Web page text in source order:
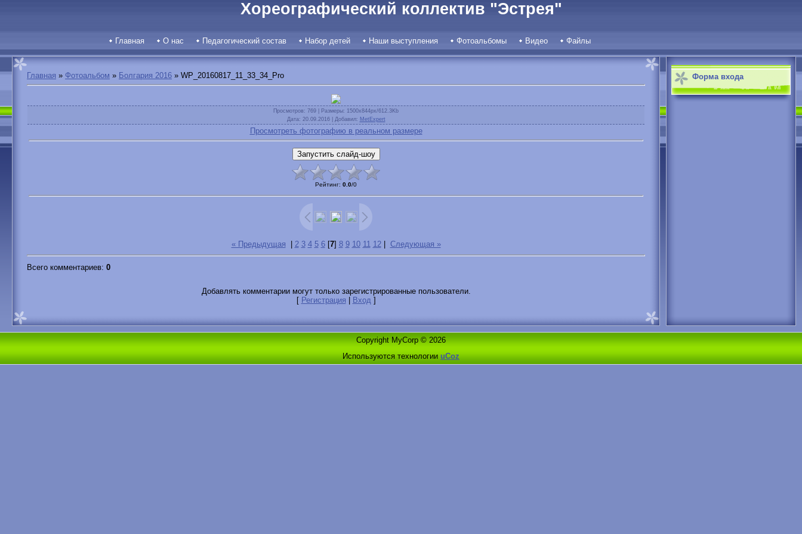
Хореографический коллектив "Эстрея"
Главная О нас Педагогический состав Набор детей Наши выступления Фотоальбомы Видео Файлы
Главная » Фотоальбом » Болгария 2016 » WP_20160817_11_33_34_Pro
Просмотров: 769 | Размеры: 1500x844px/612.3Kb
Дата: 20.09.2016 | Добавил: MetExpert
Просмотреть фотографию в реальном размере
Рейтинг: 0.0/0
« Предыдущая 2 3 4 5 6[7] 8 9 10 11 12| Следующая »
Всего комментариев: 0
Добавлять комментарии могут только зарегистрированные пользователи.
[ Регистрация Вход]
Форма входа
Copyright MyCorp © 2026
Используются технологииuCoz